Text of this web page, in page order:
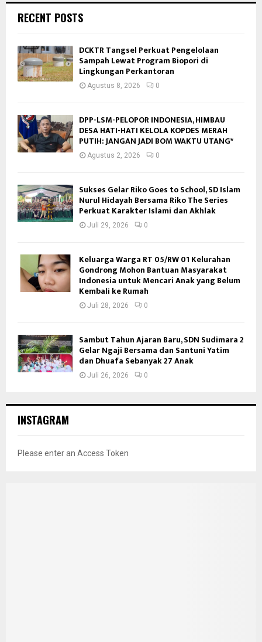
RECENT POSTS
DCKTR Tangsel Perkuat Pengelolaan
Sampah Lewat Program Biopori di
Lingkungan Perkantoran
Agustus 8, 2026 0
DPP-LSM-PELOPOR INDONESIA, HIMBAU
DESA HATI-HATI KELOLA KOPDES MERAH
PUTIH: JANGAN JADI BOM WAKTU UTANG*
Agustus 2, 2026 0
Sukses Gelar Riko Goes to School, SD Islam
Nurul Hidayah Bersama Riko The Series
Perkuat Karakter Islami dan Akhlak
Juli 29, 2026 0
Keluarga Warga RT 05/RW 01 Kelurahan
Gondrong Mohon Bantuan Masyarakat
Indonesia untuk Mencari Anak yang Belum
Kembali ke Rumah
Juli 28, 2026 0
Sambut Tahun Ajaran Baru, SDN Sudimara 2
Gelar Ngaji Bersama dan Santuni Yatim
dan Dhuafa Sebanyak 27 Anak
Juli 26, 2026 0
INSTAGRAM
Please enter an Access Token